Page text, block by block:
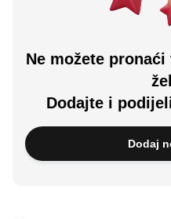
Ne možete
Dodajte i
Dodaj